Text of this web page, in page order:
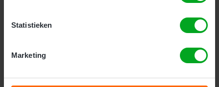
Statistieken
Marketing
veiligheid, onderhoud en de praktijk. Deze cursus